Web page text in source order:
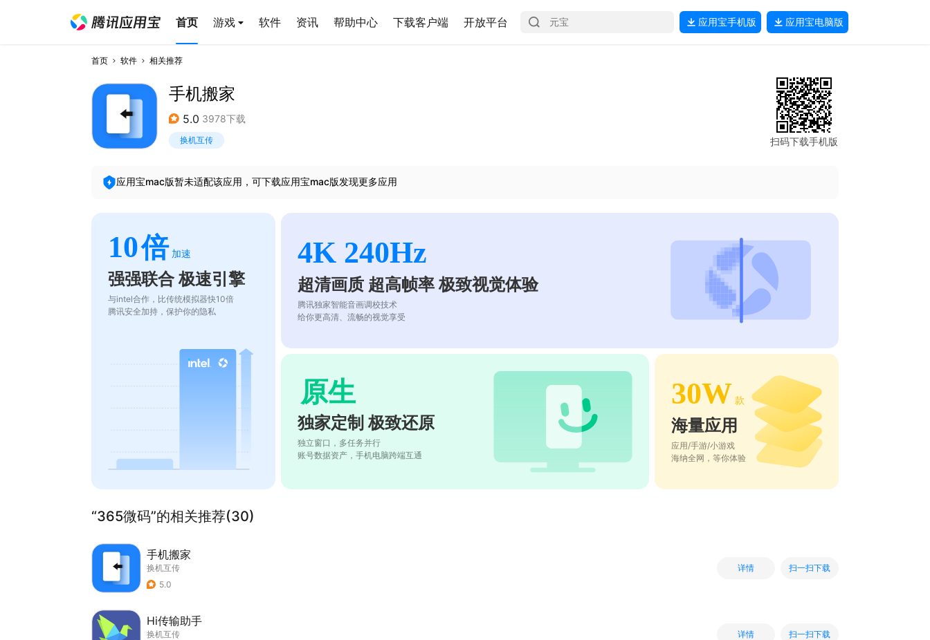
首页 游戏 软件 资讯 帮助中心 下载客户端 开放平台 应用宝手机版 应用宝电脑版
首页 软件 相关推荐
手机搬家
5.0 3978下载
换机互传 扫码下载手机版
应用宝mac版暂未适配该应用，可下载应用宝mac版发现更多应用
10倍 加速
强强联合 极速引擎
与intel合作，比传统模拟器快10倍
腾讯安全加持，保护你的隐私
4K 240Hz
超清画质 超高帧率 极致视觉体验
腾讯独家智能音画调校技术
给你更高清、流畅的视觉享受
原生
独家定制 极致还原
独立窗口，多任务并行
账号数据资产，手机电脑跨端互通
30W 款
海量应用
应用/手游/小游戏
海纳全网，等你体验
“365微码”的相关推荐(30)
手机搬家
换机互传
5.0
详情 扫一扫下载
Hi传输助手
换机互传
详情 扫一扫下载